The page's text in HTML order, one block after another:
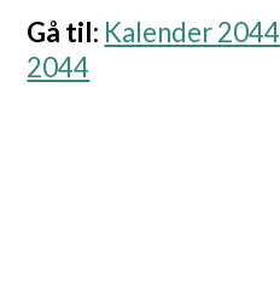
Gå til: Kalender 2044
2044